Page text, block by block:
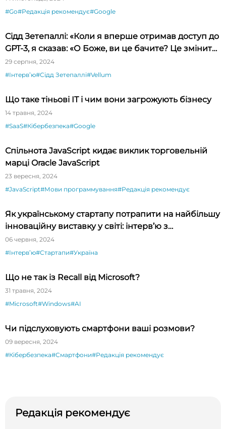
#Go#Редакція рекомендує#Google
Сідд Зетепаллі: «Коли я вперше отримав доступ до
GPT-3, я сказав: «О Боже, ви це бачите? Це змінить
світ!»
29 серпня, 2024
#Інтервʼю#Сідд Зетепаллі#Vellum
Що таке тіньові IT і чим вони загрожують бізнесу
14 травня, 2024
#SaaS#Кібербезпека#Google
Спільнота JavaScript кидає виклик торговельній
марці Oracle JavaScript
23 вересня, 2024
#JavaScript#Мови программування#Редакція рекомендує
Як українському стартапу потрапити на найбільшу
інноваційну виставку у світі: інтерв’ю з
президентом CES Гері Шапіро
06 червня, 2024
#Інтервʼю#Стартапи#Україна
Що не так із Recall від Microsoft?
31 травня, 2024
#Microsoft#Windows#AI
Чи підслуховують смартфони ваші розмови?
09 вересня, 2024
#Кібербезпека#Смартфони#Редакція рекомендує
Редакція рекомендує